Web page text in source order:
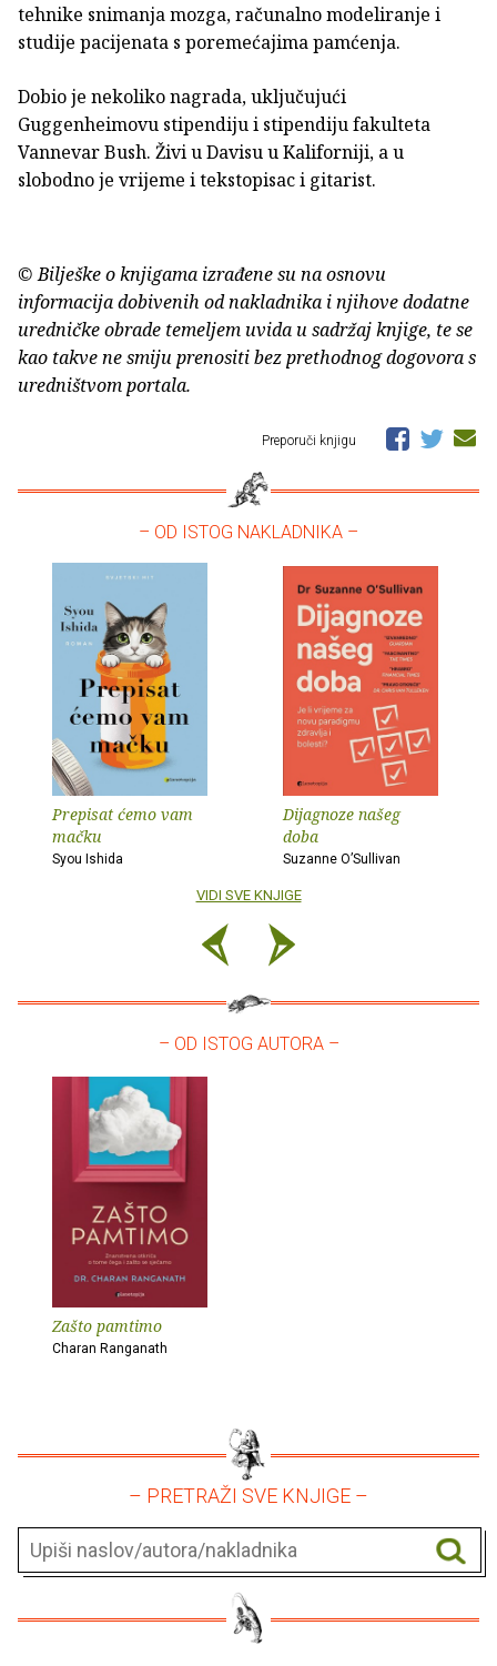
tehnike snimanja mozga, računalno modeliranje i
studije pacijenata s poremećajima pamćenja.
Dobio je nekoliko nagrada, uključujući
Guggenheimovu stipendiju i stipendiju fakulteta
Vannevar Bush. Živi u Davisu u Kaliforniji, a u
slobodno je vrijeme i tekstopisac i gitarist.
© Bilješke o knjigama izrađene su na osnovu
informacija dobivenih od nakladnika i njihove dodatne
uredničke obrade temeljem uvida u sadržaj knjige, te se
kao takve ne smiju prenositi bez prethodnog dogovora s
uredništvom portala.
Preporuči knjigu
– OD ISTOG NAKLADNIKA –
Prepisat ćemo vam
mačku
Syou Ishida
Dijagnoze našeg
doba
Suzanne O’Sullivan
VIDI SVE KNJIGE
– OD ISTOG AUTORA –
Zašto pamtimo
Charan Ranganath
– PRETRAŽI SVE KNJIGE –